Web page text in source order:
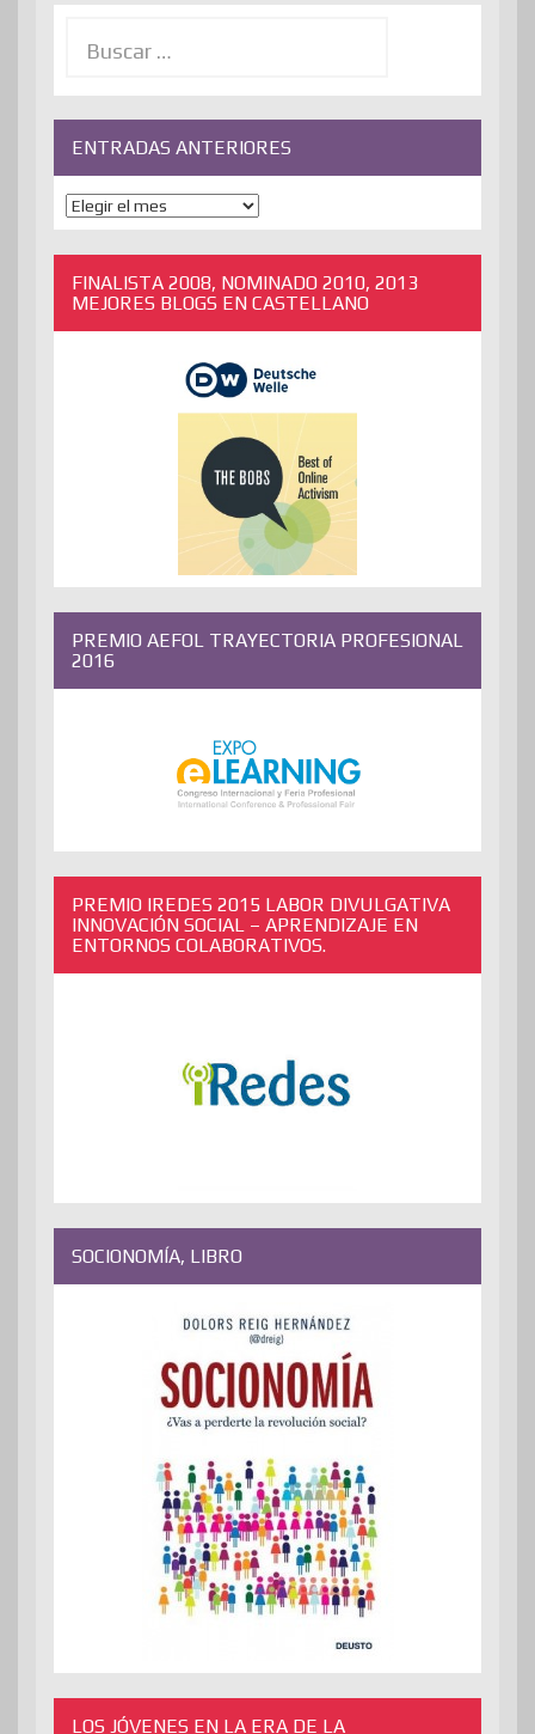
ENTRADAS ANTERIORES
ENTRADAS
ANTERIORES
FINALISTA 2008, NOMINADO 2010, 2013
MEJORES BLOGS EN CASTELLANO
PREMIO AEFOL TRAYECTORIA PROFESIONAL
2016
PREMIO IREDES 2015 LABOR DIVULGATIVA
INNOVACIÓN SOCIAL – APRENDIZAJE EN
ENTORNOS COLABORATIVOS.
SOCIONOMÍA, LIBRO
LOS JÓVENES EN LA ERA DE LA